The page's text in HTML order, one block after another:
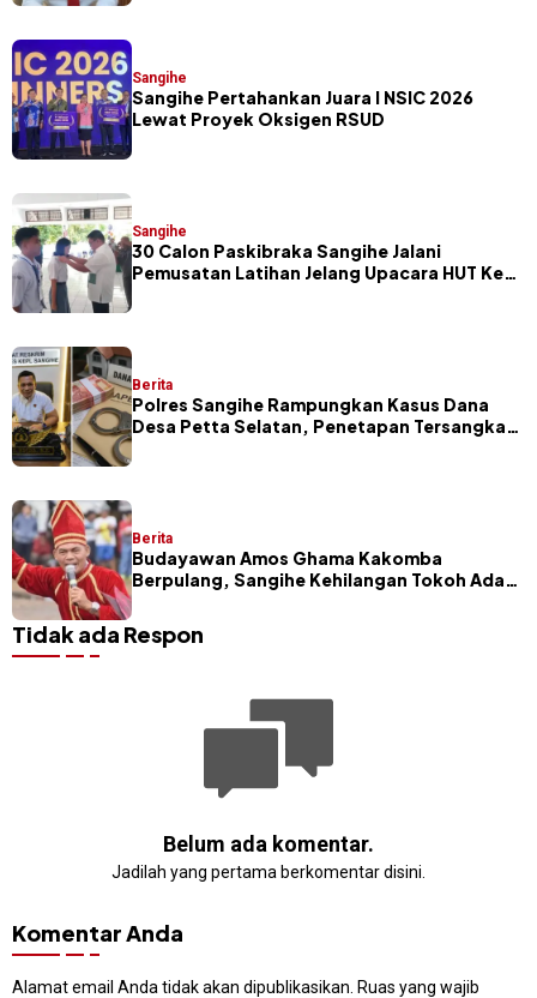
Sangihe
Sangihe Pertahankan Juara I NSIC 2026
Lewat Proyek Oksigen RSUD
Sangihe
30 Calon Paskibraka Sangihe Jalani
Pemusatan Latihan Jelang Upacara HUT Ke-
Berita
Polres Sangihe Rampungkan Kasus Dana
Desa Petta Selatan, Penetapan Tersangka
Berita
Budayawan Amos Ghama Kakomba
Berpulang, Sangihe Kehilangan Tokoh Adat
Tidak ada Respon
Belum ada komentar.
Jadilah yang pertama berkomentar disini.
Komentar Anda
Alamat email Anda tidak akan dipublikasikan. Ruas yang wajib